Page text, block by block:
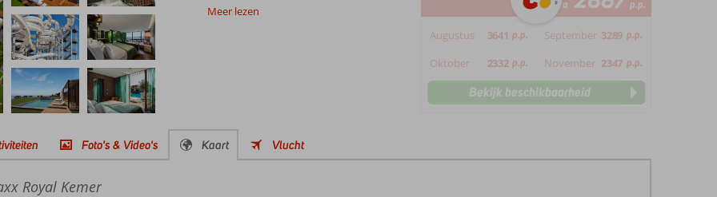
Meer lezen
va p.p.
Augustus 3641 p.p. September 3289 p.p.
Oktober 2332 p.p. November 2347 p.p.
Bekijk beschikbaarheid
Foto's & Video's Kaart Vlucht
Royal Kemer